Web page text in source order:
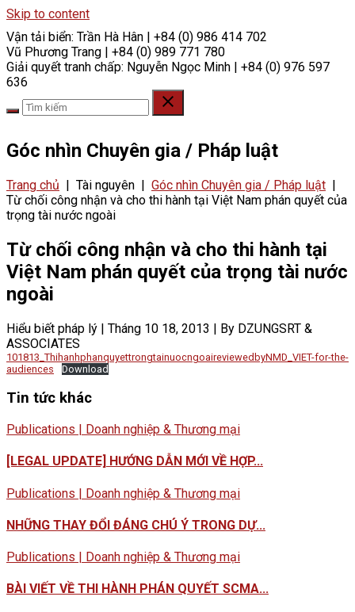
Skip to content
Vận tải biển: Trần Hà Hân | +84 (0) 986 414 702
Vũ Phương Trang | +84 (0) 989 771 780
Giải quyết tranh chấp: Nguyễn Ngọc Minh | +84 (0) 976 597
636
Góc nhìn Chuyên gia / Pháp luật
Trang chủ | Tài nguyên | Góc nhìn Chuyên gia / Pháp luật |
Từ chối công nhận và cho thi hành tại Việt Nam phán quyết của
trọng tài nước ngoài
Từ chối công nhận và cho thi hành tại
Việt Nam phán quyết của trọng tài nước
ngoài
Hiểu biết pháp lý | Tháng 10 18, 2013 | By DZUNGSRT &
ASSOCIATES
101813_ThihanhphanquyettrongtainuocngoaireviewedbyNMD_VIET-for-the-
audiences
Download
Tin tức khác
Publications | Doanh nghiệp & Thương mại
[LEGAL UPDATE] HƯỚNG DẪN MỚI VỀ HỢP...
Publications | Doanh nghiệp & Thương mại
NHỮNG THAY ĐỔI ĐÁNG CHÚ Ý TRONG DỰ...
Publications | Doanh nghiệp & Thương mại
BÀI VIẾT VỀ THI HÀNH PHÁN QUYẾT SCMA...